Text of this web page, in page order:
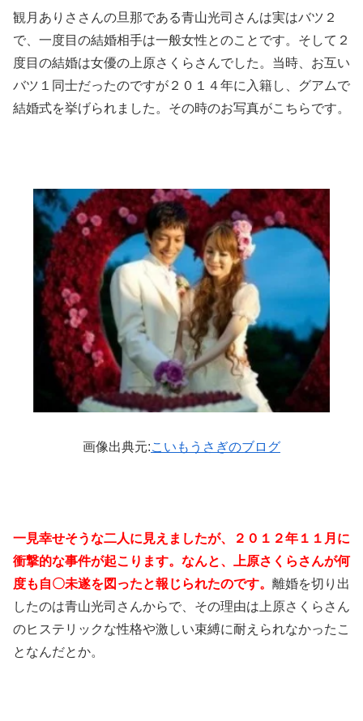
観月ありささんの旦那である青山光司さんは実はバツ２
で、一度目の結婚相手は一般女性とのことです。そして２
度目の結婚は女優の上原さくらさんでした。当時、お互い
バツ１同士だったのですが２０１４年に入籍し、グアムで
結婚式を挙げられました。その時のお写真がこちらです。
画像出典元:こいもうさぎのブログ
一見幸せそうな二人に見えましたが、２０１２年１１月に
衝撃的な事件が起こります。なんと、上原さくらさんが何
度も自〇未遂を図ったと報じられたのです。 離婚を切り出
したのは青山光司さんからで、その理由は上原さくらさん
のヒステリックな性格や激しい束縛に耐えられなかったこ
となんだとか。